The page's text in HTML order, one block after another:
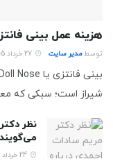
هزینه عمل بینی فانتزی
توسط مدیر سایت
شیراز است؛ سبکی که
نظر